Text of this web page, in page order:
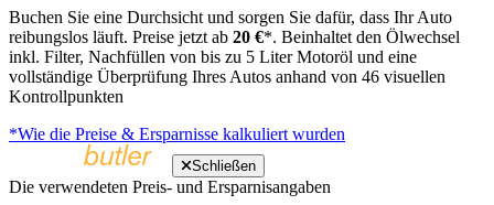
Buchen Sie eine Durchsicht und sorgen Sie dafür, dass Ihr Auto
reibungslos läuft. Preise jetzt ab 20 €*. Beinhaltet den Ölwechsel
inkl. Filter, Nachfüllen von bis zu 5 Liter Motoröl und eine
vollständige Überprüfung Ihres Autos anhand von 46 visuellen
Kontrollpunkten
*Wie die Preise & Ersparnisse kalkuliert wurden
Schließen
Die verwendeten Preis- und Ersparnisangaben